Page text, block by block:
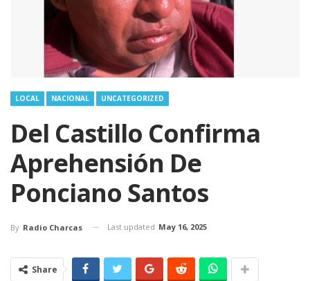
LOCAL NACIONAL UNCATEGORIZED
Del Castillo Confirma
Aprehensión De
Ponciano Santos
By Radio Charcas Last updated May 16, 2025
Share